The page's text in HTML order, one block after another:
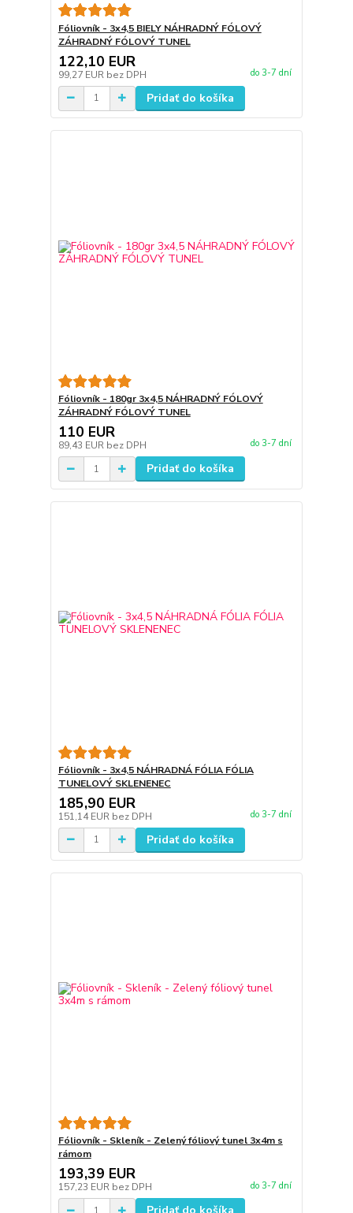
Fóliovník - 3x4,5 BIELY NÁHRADNÝ FÓLOVÝ
ZÁHRADNÝ FÓLOVÝ TUNEL
122,10 EUR
99,27 EUR bez DPH do 3-7 dní
Pridať do košíka
Fóliovník - 180gr 3x4,5 NÁHRADNÝ FÓLOVÝ
ZÁHRADNÝ FÓLOVÝ TUNEL
110 EUR
89,43 EUR bez DPH do 3-7 dní
Pridať do košíka
Fóliovník - 3x4,5 NÁHRADNÁ FÓLIA FÓLIA
TUNELOVÝ SKLENENEC
185,90 EUR
151,14 EUR bez DPH do 3-7 dní
Pridať do košíka
Fóliovník - Skleník - Zelený fóliový tunel 3x4m s
rámom
193,39 EUR
157,23 EUR bez DPH do 3-7 dní